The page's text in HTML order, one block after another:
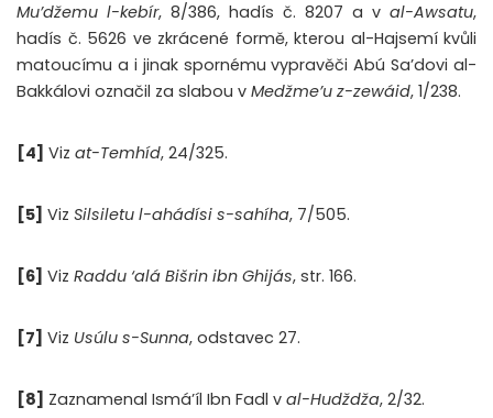
Mu’džemu l-kebír, 8/386, hadís č. 8207 a v al-Awsatu,
hadís č. 5626 ve zkrácené formě, kterou al-Hajsemí kvůli
matoucímu a i jinak spornému vypravěči Abú Sa’dovi al-
Bakkálovi označil za slabou v Medžme’u z-zewáid, 1/238.
[4] Viz at-Temhíd, 24/325.
[5] Viz Silsiletu l-ahádísi s-sahíha, 7/505.
[6] Viz Raddu ‘alá Bišrin ibn Ghijás, str. 166.
[7] Viz Usúlu s-Sunna, odstavec 27.
[8] Zaznamenal Ismá’íl Ibn Fadl v al-Hudždža, 2/32.